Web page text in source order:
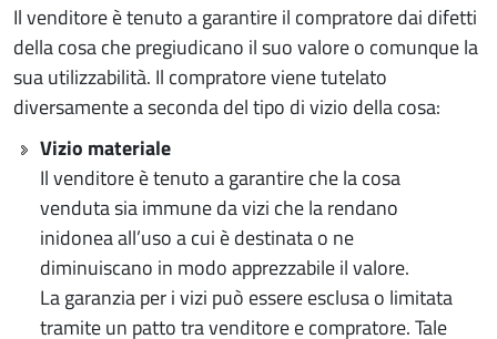
Il venditore è tenuto a garantire il compratore dai difetti
della cosa che pregiudicano il suo valore o comunque la
sua utilizzabilità. Il compratore viene tutelato
diversamente a seconda del tipo di vizio della cosa:
Vizio materiale
Il venditore è tenuto a garantire che la cosa
venduta sia immune da vizi che la rendano
inidonea all’uso a cui è destinata o ne
diminuiscano in modo apprezzabile il valore.
La garanzia per i vizi può essere esclusa o limitata
tramite un patto tra venditore e compratore. Tale